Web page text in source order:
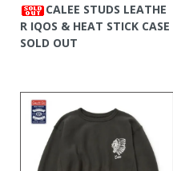
CALEE STUDS LEATHE
R IQOS & HEAT STICK CASE
SOLD OUT